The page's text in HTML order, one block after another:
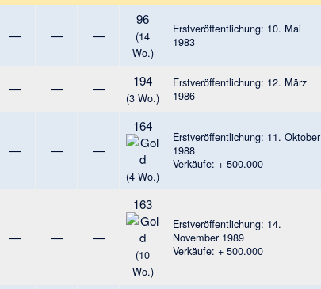
— — —
96
(14
Wo.)
Erstveröffentlichung: 10. Mai
1983
— — — 194
(3 Wo.)
Erstveröffentlichung: 12. März
1986
— — —
164
(4 Wo.)
Erstveröffentlichung: 11. Oktober
1988
Verkäufe: + 500.000
— — —
163
(10
Wo.)
Erstveröffentlichung: 14.
November 1989
Verkäufe: + 500.000